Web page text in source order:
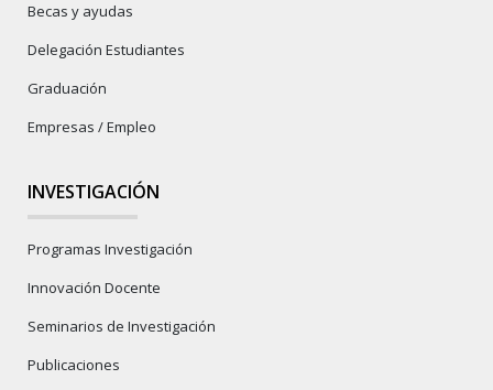
Becas y ayudas
Delegación Estudiantes
Graduación
Empresas / Empleo
INVESTIGACIÓN
Programas Investigación
Innovación Docente
Seminarios de Investigación
Publicaciones